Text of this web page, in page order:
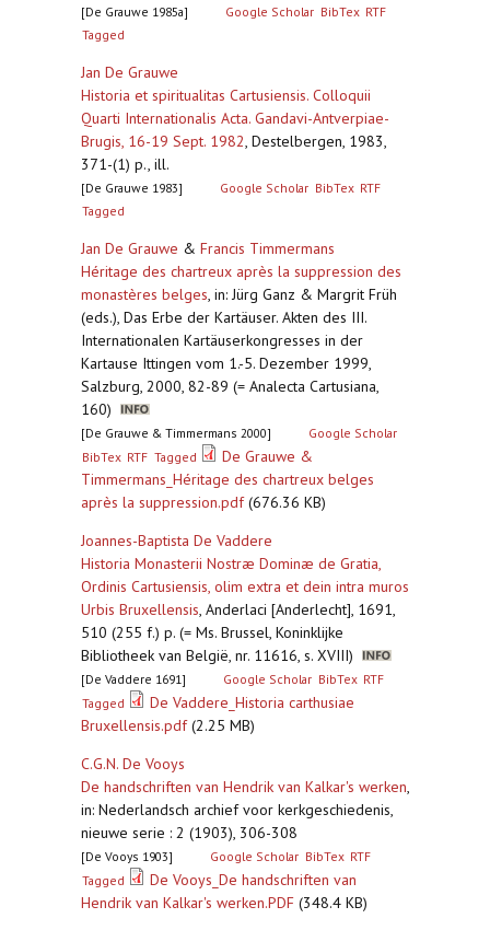
[De Grauwe 1985a] Google Scholar BibTex RTF
Tagged
Jan De Grauwe
Historia et spiritualitas Cartusiensis. Colloquii
Quarti Internationalis Acta. Gandavi-Antverpiae-
Brugis, 16-19 Sept. 1982, Destelbergen, 1983,
371-(1) p., ill.
[De Grauwe 1983] Google Scholar BibTex RTF
Tagged
Jan De Grauwe & Francis Timmermans
Héritage des chartreux après la suppression des
monastères belges, in: Jürg Ganz & Margrit Früh
(eds.), Das Erbe der Kartäuser. Akten des III.
Internationalen Kartäuserkongresses in der
Kartause Ittingen vom 1.-5. Dezember 1999,
Salzburg, 2000, 82-89 (= Analecta Cartusiana,
160)
[De Grauwe & Timmermans 2000]
Google Scholar
BibTex RTF Tagged
De Grauwe &
Timmermans_Héritage des chartreux belges
après la suppression.pdf(676.36 KB)
Joannes-Baptista De Vaddere
Historia Monasterii Nostræ Dominæ de Gratia,
Ordinis Cartusiensis, olim extra et dein intra muros
Urbis Bruxellensis, Anderlaci [Anderlecht], 1691,
510 (255 f.) p. (= Ms. Brussel, Koninklijke
Bibliotheek van België, nr. 11616, s. XVIII)
[De Vaddere 1691] Google Scholar BibTex RTF
Tagged
De Vaddere_Historia carthusiae
Bruxellensis.pdf(2.25 MB)
C.G.N. De Vooys
De handschriften van Hendrik van Kalkar's werken,
in: Nederlandsch archief voor kerkgeschiedenis,
nieuwe serie : 2 (1903), 306-308
[De Vooys 1903] Google Scholar BibTex RTF
Tagged
De Vooys_De handschriften van
Hendrik van Kalkar's werken.PDF (348.4 KB)